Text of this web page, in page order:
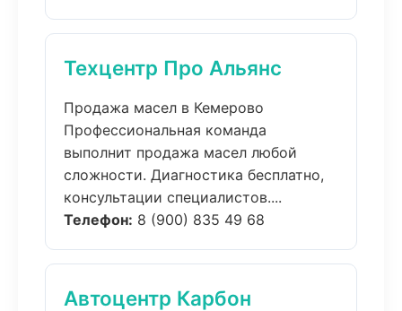
Техцентр Про Альянс
Продажа масел в Кемерово
Профессиональная команда
выполнит продажа масел любой
сложности. Диагностика бесплатно,
консультации специалистов....
Телефон: 8 (900) 835 49 68
Автоцентр Карбон